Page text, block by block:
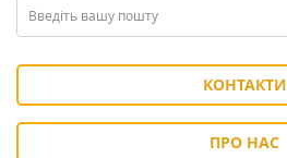
КОНТАКТИ
ПРО НАС